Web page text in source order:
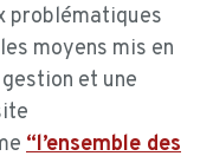
problématiques
moyens mis en
et une
“l’ensemble des